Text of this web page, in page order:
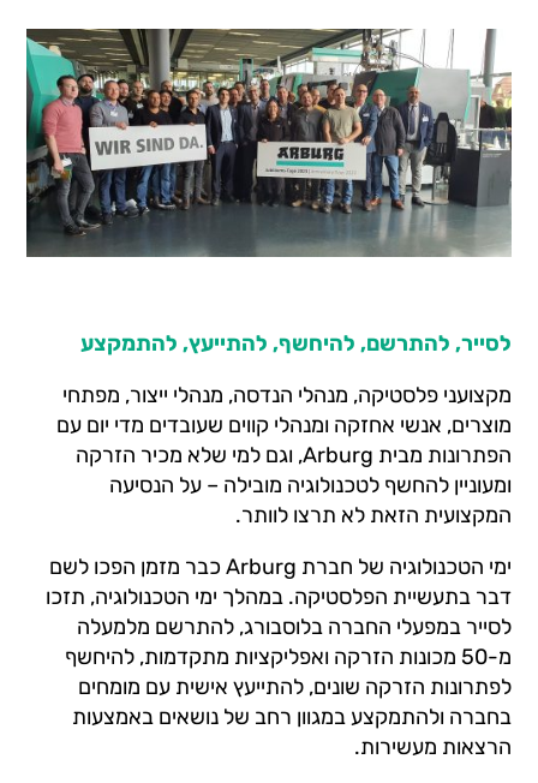
לסייר, להתרשם, להיחשף, להתייעץ, להתמקצע
מקצועני פלסטיקה, מנהלי הנדסה, מנהלי ייצור, מפתחי
מוצרים, אנשי אחזקה ומנהלי קווים שעובדים מדי יום עם
הפתרונות מבית Arburg, וגם למי שלא מכיר הזרקה
ומעוניין להחשף לטכנולוגיה מובילה – על הנסיעה
המקצועית הזאת לא תרצו לוותר.
ימי הטכנולוגיה של חברת Arburg כבר מזמן הפכו לשם
דבר בתעשיית הפלסטיקה. במהלך ימי הטכנולוגיה, תזכו
לסייר במפעלי החברה בלוסבורג, להתרשם מלמעלה
מ-50 מכונות הזרקה ואפליקציות מתקדמות, להיחשף
לפתרונות הזרקה שונים, להתייעץ אישית עם מומחים
בחברה ולהתמקצע במגוון רחב של נושאים באמצעות
הרצאות מעשירות.